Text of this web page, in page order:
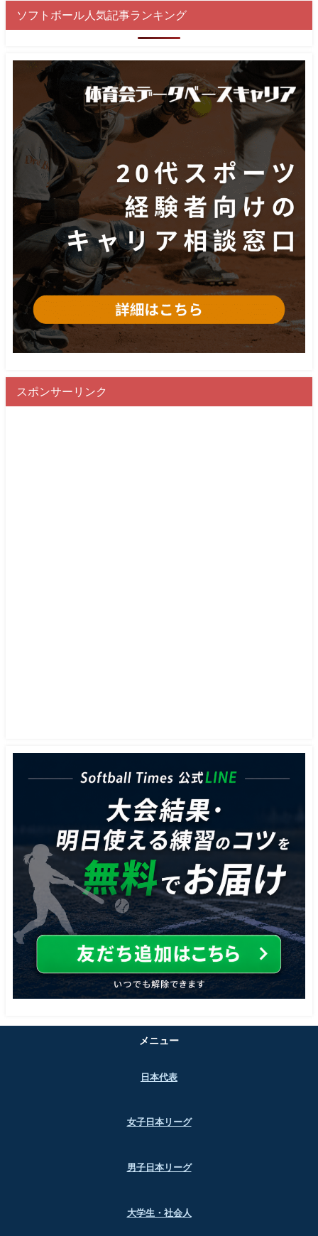
ソフトボール人気記事ランキング
スポンサーリンク
メニュー
日本代表
女子日本リーグ
男子日本リーグ
大学生・社会人